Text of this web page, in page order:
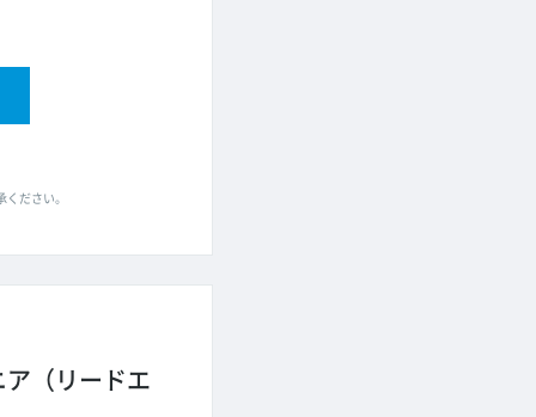
ださい。
（リードエ